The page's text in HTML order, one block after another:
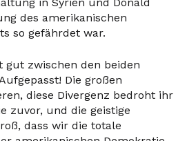
des amerikanischen
so gefährdet war.
zwischen den beiden
Die großen
diese Divergenz bedroht ihr
zuvor, und die geistige
dass wir die totale